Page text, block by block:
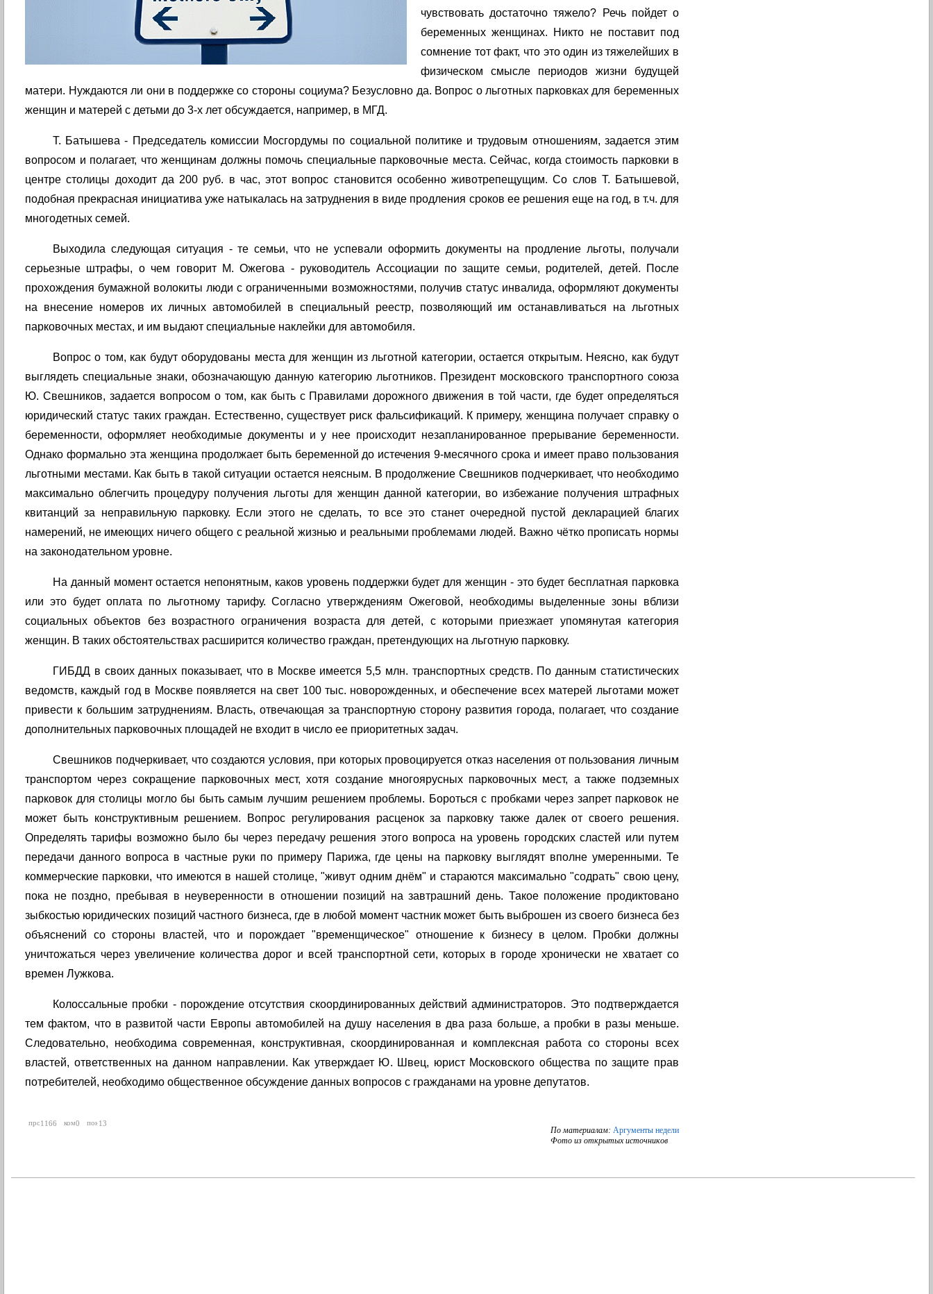
чувствовать достаточно тяжело? Речь пойдет о
беременных женщинах. Никто не поставит под
сомнение тот факт, что это один из тяжелейших в
физическом смысле периодов жизни будущей
матери. Нуждаются ли они в поддержке со стороны социума? Безусловно да. Вопрос о льготных парковках для беременных
женщин и матерей с детьми до 3-х лет обсуждается, например, в МГД.
Т. Батышева - Председатель комиссии Мосгордумы по социальной политике и трудовым отношениям, задается этим
вопросом и полагает, что женщинам должны помочь специальные парковочные места. Сейчас, когда стоимость парковки в
центре столицы доходит да 200 руб. в час, этот вопрос становится особенно животрепещущим. Со слов Т. Батышевой,
подобная прекрасная инициатива уже натыкалась на затруднения в виде продления сроков ее решения еще на год, в т.ч. для
многодетных семей.
Выходила следующая ситуация - те семьи, что не успевали оформить документы на продление льготы, получали
серьезные штрафы, о чем говорит М. Ожегова - руководитель Ассоциации по защите семьи, родителей, детей. После
прохождения бумажной волокиты люди с ограниченными возможностями, получив статус инвалида, оформляют документы
на внесение номеров их личных автомобилей в специальный реестр, позволяющий им останавливаться на льготных
парковочных местах, и им выдают специальные наклейки для автомобиля.
Вопрос о том, как будут оборудованы места для женщин из льготной категории, остается открытым. Неясно, как будут
выглядеть специальные знаки, обозначающую данную категорию льготников. Президент московского транспортного союза
Ю. Свешников, задается вопросом о том, как быть с Правилами дорожного движения в той части, где будет определяться
юридический статус таких граждан. Естественно, существует риск фальсификаций. К примеру, женщина получает справку о
беременности, оформляет необходимые документы и у нее происходит незапланированное прерывание беременности.
Однако формально эта женщина продолжает быть беременной до истечения 9-месячного срока и имеет право пользования
льготными местами. Как быть в такой ситуации остается неясным. В продолжение Свешников подчеркивает, что необходимо
максимально облегчить процедуру получения льготы для женщин данной категории, во избежание получения штрафных
квитанций за неправильную парковку. Если этого не сделать, то все это станет очередной пустой декларацией благих
намерений, не имеющих ничего общего с реальной жизнью и реальными проблемами людей. Важно чётко прописать нормы
на законодательном уровне.
На данный момент остается непонятным, каков уровень поддержки будет для женщин - это будет бесплатная парковка
или это будет оплата по льготному тарифу. Согласно утверждениям Ожеговой, необходимы выделенные зоны вблизи
социальных объектов без возрастного ограничения возраста для детей, с которыми приезжает упомянутая категория
женщин. В таких обстоятельствах расширится количество граждан, претендующих на льготную парковку.
ГИБДД в своих данных показывает, что в Москве имеется 5,5 млн. транспортных средств. По данным статистических
ведомств, каждый год в Москве появляется на свет 100 тыс. новорожденных, и обеспечение всех матерей льготами может
привести к большим затруднениям. Власть, отвечающая за транспортную сторону развития города, полагает, что создание
дополнительных парковочных площадей не входит в число ее приоритетных задач.
Свешников подчеркивает, что создаются условия, при которых провоцируется отказ населения от пользования личным
транспортом через сокращение парковочных мест, хотя создание многоярусных парковочных мест, а также подземных
парковок для столицы могло бы быть самым лучшим решением проблемы. Бороться с пробками через запрет парковок не
может быть конструктивным решением. Вопрос регулирования расценок за парковку также далек от своего решения.
Определять тарифы возможно было бы через передачу решения этого вопроса на уровень городских сластей или путем
передачи данного вопроса в частные руки по примеру Парижа, где цены на парковку выглядят вполне умеренными. Те
коммерческие парковки, что имеются в нашей столице, "живут одним днём" и стараются максимально "содрать" свою цену,
пока не поздно, пребывая в неуверенности в отношении позиций на завтрашний день. Такое положение продиктовано
зыбкостью юридических позиций частного бизнеса, где в любой момент частник может быть выброшен из своего бизнеса без
объяснений со стороны властей, что и порождает "временщическое" отношение к бизнесу в целом. Пробки должны
уничтожаться через увеличение количества дорог и всей транспортной сети, которых в городе хронически не хватает со
времен Лужкова.
Колоссальные пробки - порождение отсутствия скоординированных действий администраторов. Это подтверждается
тем фактом, что в развитой части Европы автомобилей на душу населения в два раза больше, а пробки в разы меньше.
Следовательно, необходима современная, конструктивная, скоординированная и комплексная работа со стороны всех
властей, ответственных на данном направлении. Как утверждает Ю. Швец, юрист Московского общества по защите прав
потребителей, необходимо общественное обсуждение данных вопросов с гражданами на уровне депутатов.
По материалам: Аргументы недели
Фото из открытых источников
1166 0 13